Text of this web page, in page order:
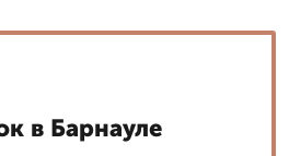
в Барнауле